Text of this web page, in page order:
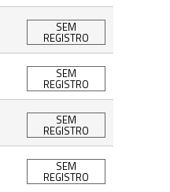
SEM
REGISTRO
SEM
REGISTRO
SEM
REGISTRO
SEM
REGISTRO